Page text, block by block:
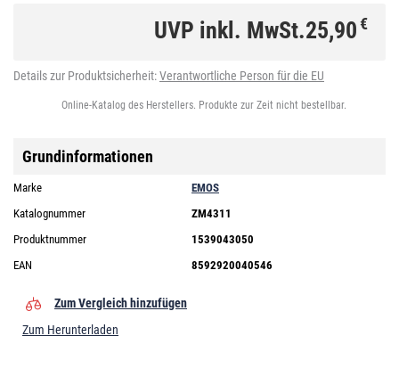
UVP inkl. MwSt.25,90€
Details zur Produktsicherheit:Verantwortliche Person für die EU
Online-Katalog des Herstellers. Produkte zur Zeit nicht bestellbar.
Grundinformationen
Marke
EMOS
Katalognummer
ZM4311
Produktnummer
1539043050
EAN
8592920040546
Zum Vergleich hinzufügen
Zum Herunterladen